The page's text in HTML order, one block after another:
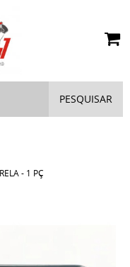
PESQUISAR
- 1 PÇ